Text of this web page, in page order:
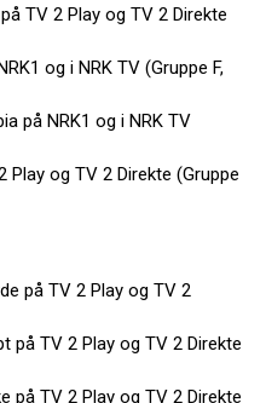
TV 2 Play og TV 2 Direkte
og i NRK TV (Gruppe F,
på NRK1 og i NRK TV
Play og TV 2 Direkte (Gruppe
på TV 2 Play og TV 2
på TV 2 Play og TV 2 Direkte
på TV 2 Play og TV 2 Direkte